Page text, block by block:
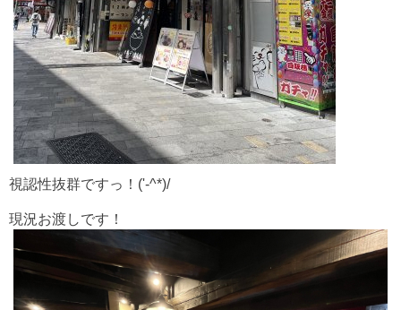
視認性抜群ですっ！('-^*)/
現況お渡しです！